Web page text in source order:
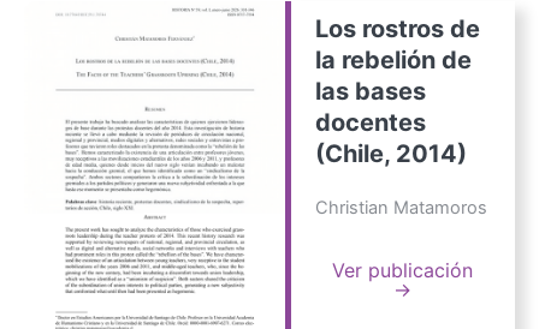
Los rostros de
la rebelión de
las bases
docentes
(Chile, 2014)
Christian Matamoros
Ver publicación
→